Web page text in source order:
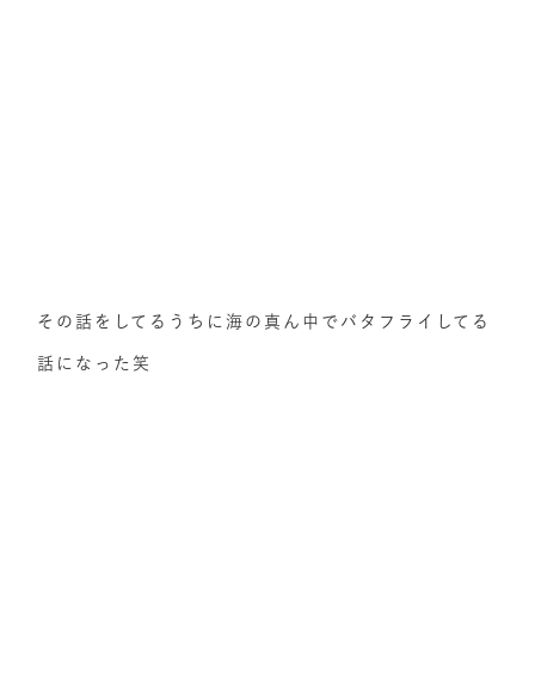
その話をしてるうちに海の真ん中でバタフライしてる
話になった笑